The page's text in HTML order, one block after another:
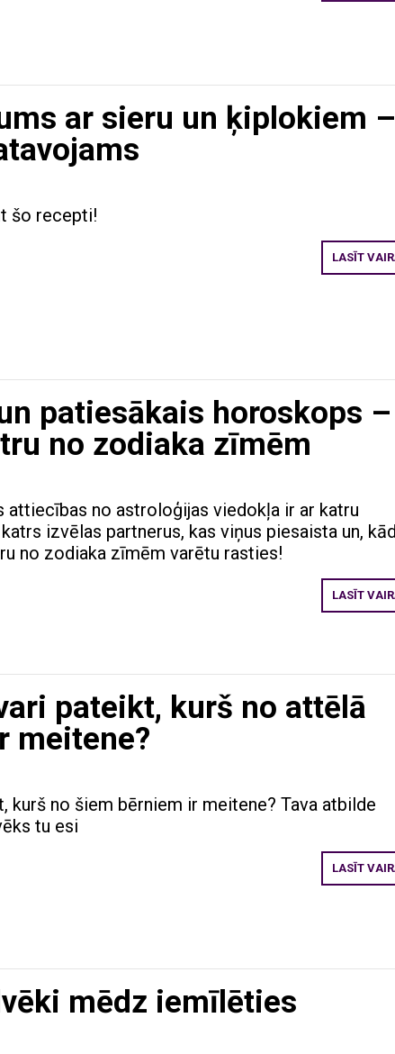
ar sieru un ķiplokiem –
šo recepti!
LASĪT
patiesākais horoskops –
no zodiaka zīmēm
attiecības no astroloģijas viedokļa ir ar katru
izvēlas partnerus, kas viņus piesaista un,
no zodiaka zīmēm varētu rasties!
LASĪT
pateikt, kurš no attēlā
meitene?
kurš no šiem bērniem ir meitene? Tava atbilde
tu esi
LASĪT
mēdz iemīlēties